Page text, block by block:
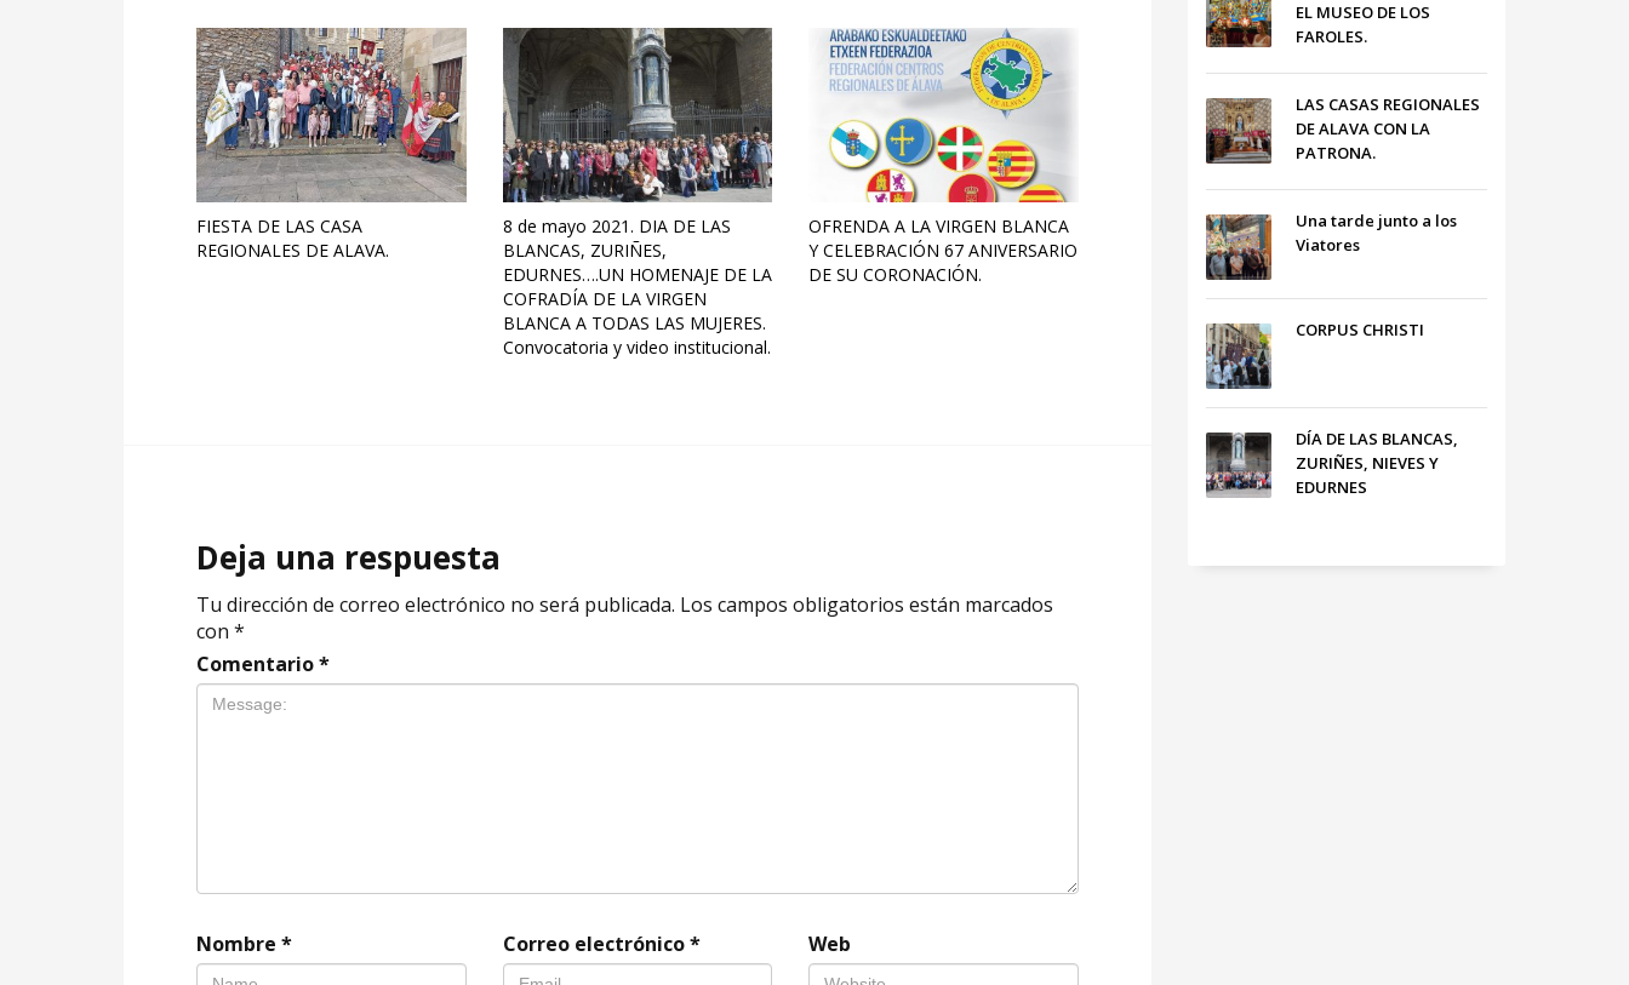
FIESTA DE LAS CASA
REGIONALES DE ALAVA.
8 de mayo 2021. DIA DE LAS
BLANCAS, ZURIÑES,
EDURNES….UN HOMENAJE DE LA
COFRADÍA DE LA VIRGEN
BLANCA A TODAS LAS MUJERES.
Convocatoria y video institucional.
OFRENDA A LA VIRGEN BLANCA
Y CELEBRACIÓN 67 ANIVERSARIO
DE SU CORONACIÓN.
Deja una respuesta
Tu dirección de correo electrónico no será publicada. Los campos obligatorios están marcados
con *
Comentario*
Nombre * Correo electrónico* Web
EL MUSEO DE LOS
FAROLES.
LAS CASAS REGIONALES
DE ALAVA CON LA
PATRONA.
Una tarde junto a los
Viatores
CORPUS CHRISTI
DÍA DE LAS BLANCAS,
ZURIÑES, NIEVES Y
EDURNES